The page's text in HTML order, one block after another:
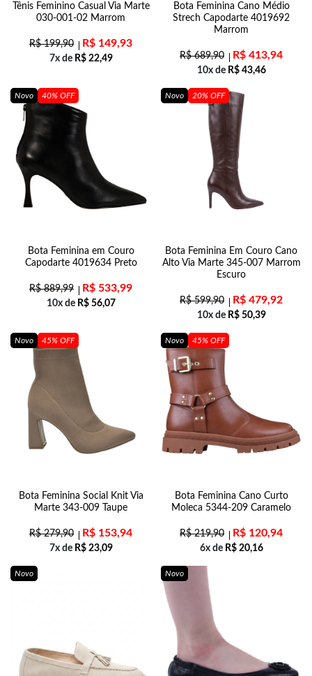
Tênis Feminino Casual Via Marte
030-001-02 Marrom
R$199,90 R$ 149,93
7x de R$22,49
Bota Feminina Cano Médio
Strech Capodarte 4019692
Marrom
R$689,90 R$ 413,94
10x de R$43,46
Novo 40% OFF
Bota Feminina em Couro
Capodarte 4019634 Preto
R$889,99 R$ 533,99
10x de R$56,07
Novo 20% OFF
Bota Feminina Em Couro Cano
Alto Via Marte 345-007 Marrom
Escuro
R$599,90 R$ 479,92
10x de R$50,39
Novo 45% OFF
Bota Feminina Social Knit Via
Marte 343-009 Taupe
R$279,90 R$ 153,94
7x de R$23,09
Novo 45% OFF
Bota Feminina Cano Curto
Moleca 5344-209 Caramelo
R$219,90 R$ 120,94
6x de R$20,16
Novo Novo